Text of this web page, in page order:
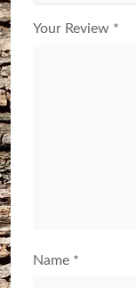
Your Review *
Name *